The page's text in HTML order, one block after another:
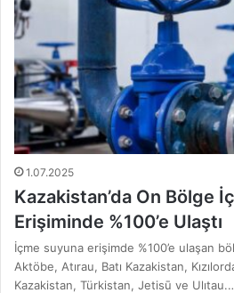
1.07.2025
Kazakistan’da On Bölge
Erişiminde %100’e Ulaştı
İçme suyuna erişimde %100’e ulaşan
Aktöbe, Atırau, Batı Kazakistan,
Kazakistan, Türkistan, Jetisū ve